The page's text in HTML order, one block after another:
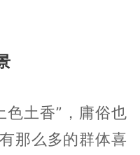
色土香”，庸俗也
那么多的群体喜